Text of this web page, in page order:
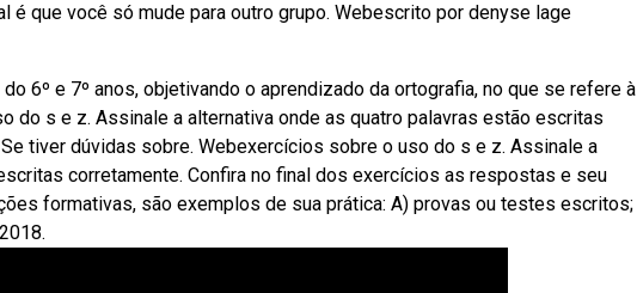
é que você só mude para outro grupo. Webescrito por denyse lage
6º e 7º anos, objetivando o aprendizado da ortografia, no que se refere à
do s e z. Assinale a alternativa onde as quatro palavras estão escritas
tiver dúvidas sobre. Webexercícios sobre o uso do s e z. Assinale a
corretamente. Confira no final dos exercícios as respostas e seu
formativas, são exemplos de sua prática: A) provas ou testes escritos;